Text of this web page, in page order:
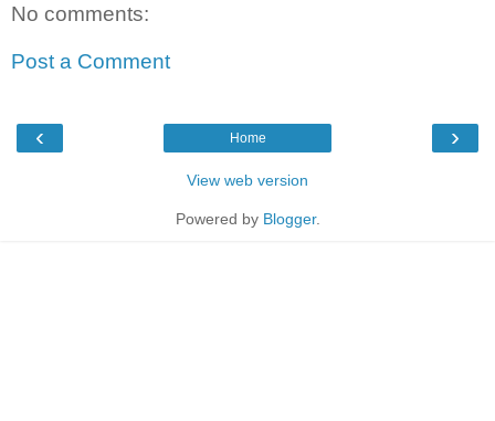
No comments:
Post a Comment
‹ ›
Home
View web version
Powered by Blogger.